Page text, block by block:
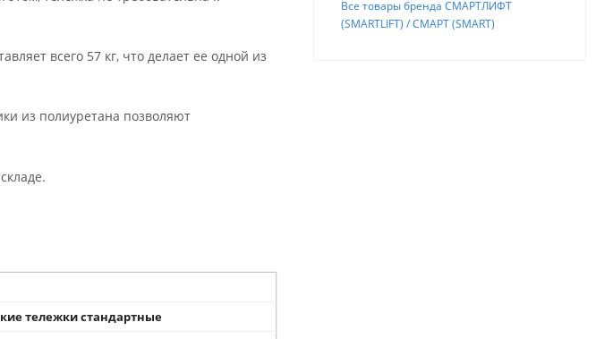
всего 57 кг, что делает ее одной из
из полиуретана позволяют
тележки стандартные
Все товары бренда СМАРТЛИФТ
(SMARTLIFT) / СМАРТ (SMART)